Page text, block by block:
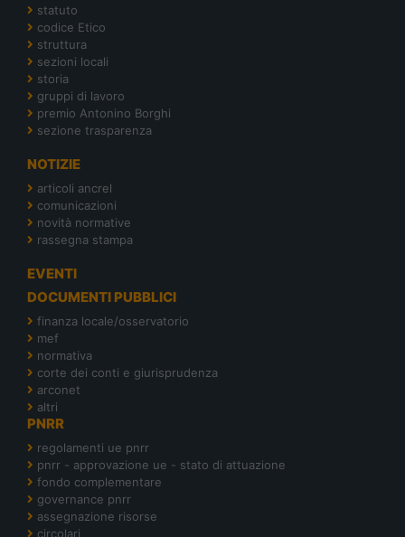
statuto
codice Etico
struttura
sezioni locali
storia
gruppi di lavoro
premio Antonino Borghi
sezione trasparenza
NOTIZIE
articoli ancrel
comunicazioni
novità normative
rassegna stampa
EVENTI
DOCUMENTI PUBBLICI
finanza locale/osservatorio
mef
normativa
corte dei conti e giurisprudenza
arconet
altri
PNRR
regolamenti ue pnrr
pnrr - approvazione ue - stato di attuazione
fondo complementare
governance pnrr
assegnazione risorse
circolari